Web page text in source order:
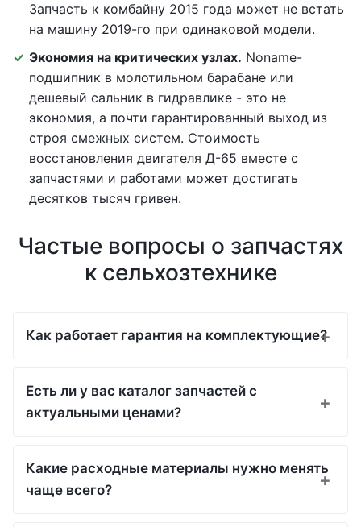
Запчасть к комбайну 2015 года может не встать
на машину 2019-го при одинаковой модели.
Экономия на критических узлах. Noname-
подшипник в молотильном барабане или
дешевый сальник в гидравлике - это не
экономия, а почти гарантированный выход из
строя смежных систем. Стоимость
восстановления двигателя Д-65 вместе с
запчастями и работами может достигать
десятков тысяч гривен.
Частые вопросы о запчастях
к сельхозтехнике
Как работает гарантия на комплектующие?
Есть ли у вас каталог запчастей с
актуальными ценами?
Какие расходные материалы нужно менять
чаще всего?